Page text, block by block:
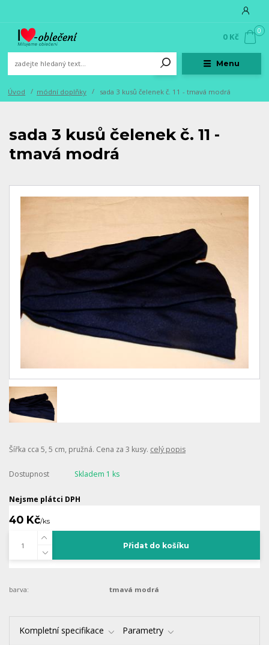
Menu
0
0 Kč
Úvod módní doplňky sada 3 kusů čelenek č. 11 - tmavá modrá
sada 3 kusů čelenek č. 11 -
tmavá modrá
Šířka cca 5, 5 cm, pružná. Cena za 3 kusy. celý popis
Dostupnost Skladem 1 ks
Nejsme plátci DPH
40 Kč/ks
Přidat do košíku
barva: tmavá modrá
Kompletní specifikace Parametry